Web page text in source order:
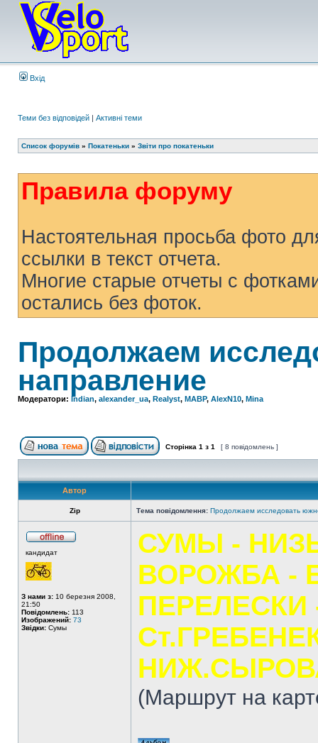
Вхід
Теми без відповідей | Активні теми
Список форумів » Покатеньки » Звіти про покатеньки
Правила форуму
Настоятельная просьба фото
ссылки в текст отчета.
Многие старые отчеты с
остались без фоток.
Продолжаем
направление
Модератори: Indian, alexander_ua, Realyst, MABP, AlexN10, Mina
Сторінка 1 з 1 [ 8 повідомлень ]
Автор
Zip Тема повідомлення: Продолжаем исследовать
кандидат
З нами з: 10 березня 2008,
21:50
Повідомлень: 113
Изображений: 73
Звідки: Сумы
СУМЫ -
ВОРОЖБА -
(Маршрут на